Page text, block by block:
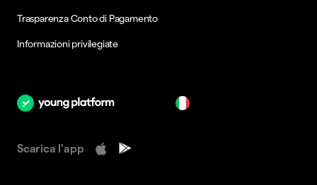
Trasparenza Conto di Pagamento
Informazioni privilegiate
Scarica l'app